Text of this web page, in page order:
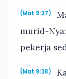
(Mat 9:37)
murid-
pekerja
(Mat 9:38)